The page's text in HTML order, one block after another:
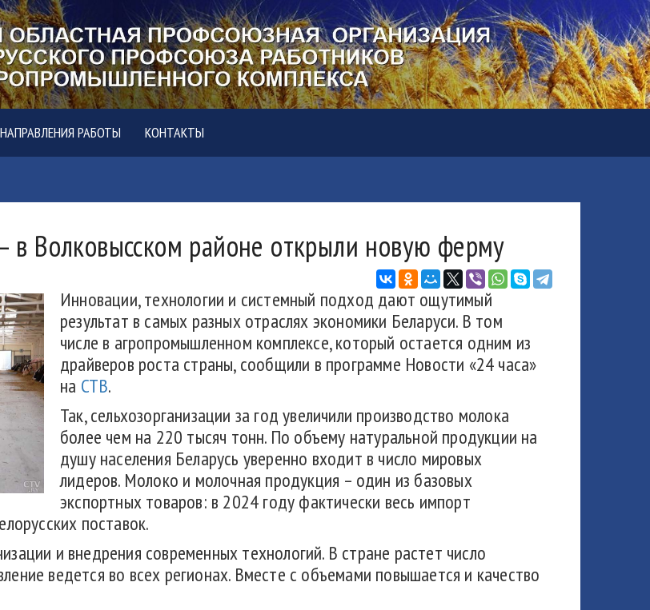
НАПРАВЛЕНИЯ РАБОТЫ КОНТАКТЫ
в Волковысском районе открыли новую ферму
Инновации, технологии и системный подход дают ощутимый
результат в самых разных отраслях экономики Беларуси. В том
числе в агропромышленном комплексе, который остается одним из
драйверов роста страны, сообщили в программе Новости «24 часа»
на СТВ.
Так, сельхозорганизации за год увеличили производство молока
более чем на 220 тысяч тонн. По объему натуральной продукции на
душу населения Беларусь уверенно входит в число мировых
лидеров. Молоко и молочная продукция – один из базовых
экспортных товаров: в 2024 году фактически весь импорт
поставок.
и внедрения современных технологий. В стране растет число
ведется во всех регионах. Вместе с объемами повышается и качество